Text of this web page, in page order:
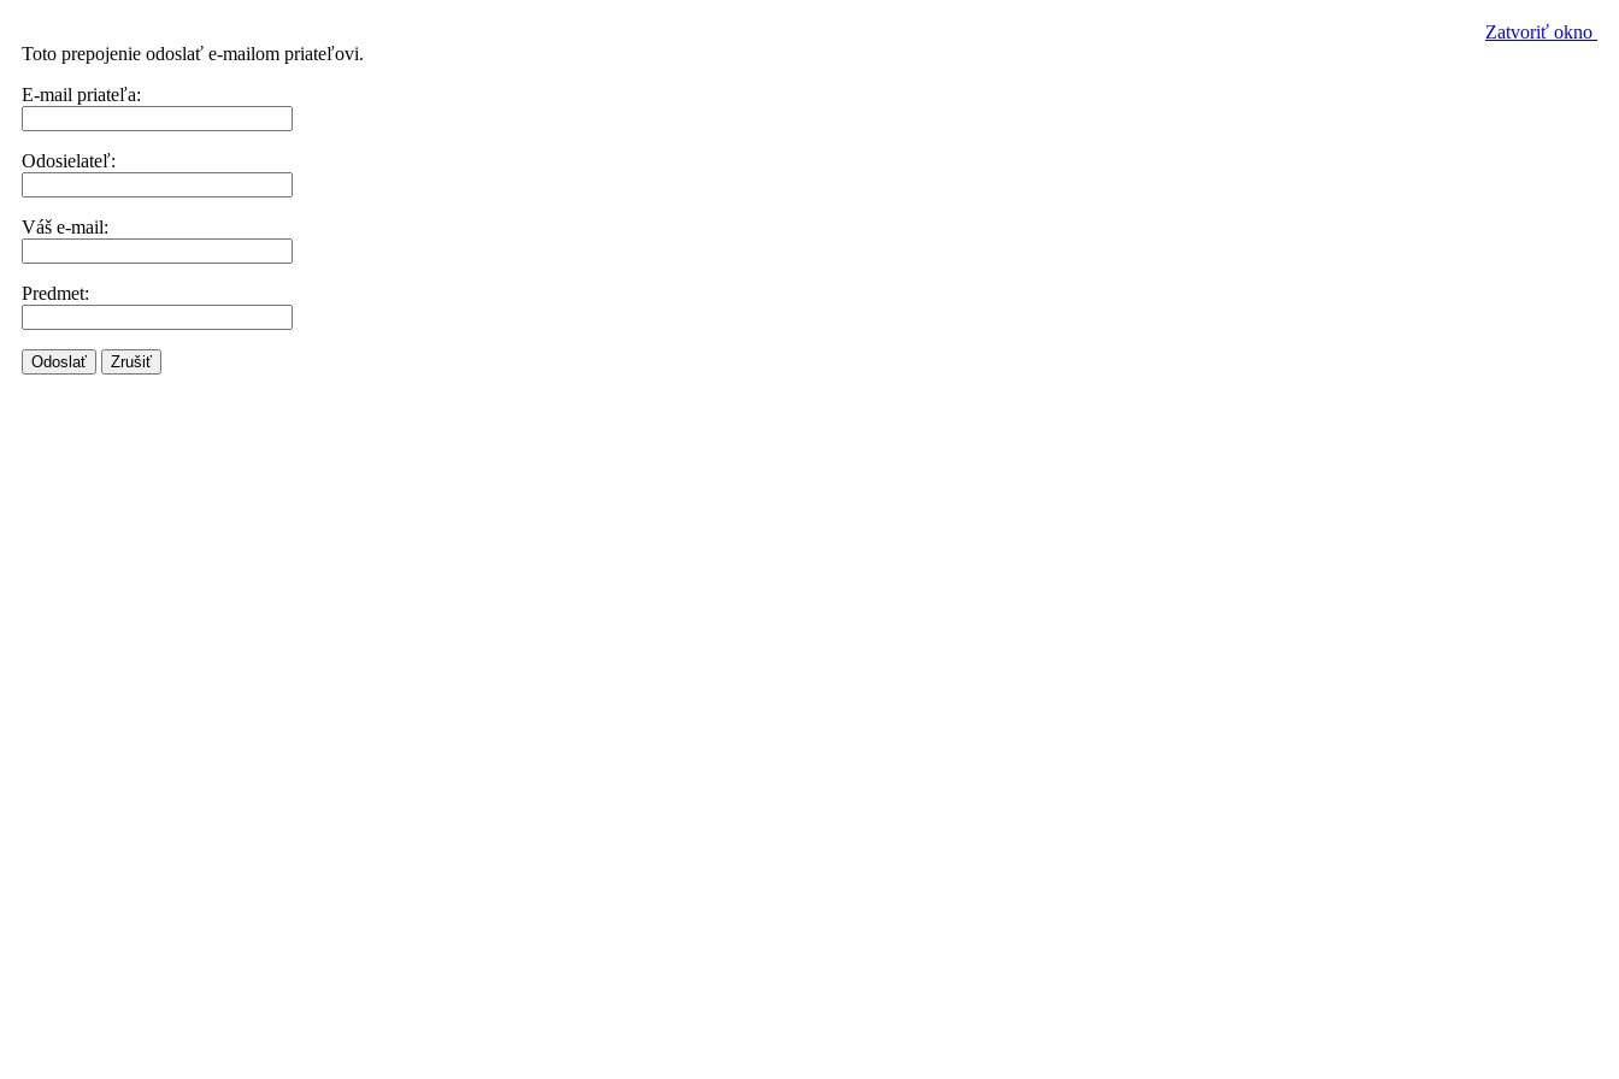
Zatvoriť okno
Toto prepojenie odoslať e-mailom priateľovi.
E-mail priateľa:
Odosielateľ:
Váš e-mail:
Predmet:
Odoslať Zrušiť